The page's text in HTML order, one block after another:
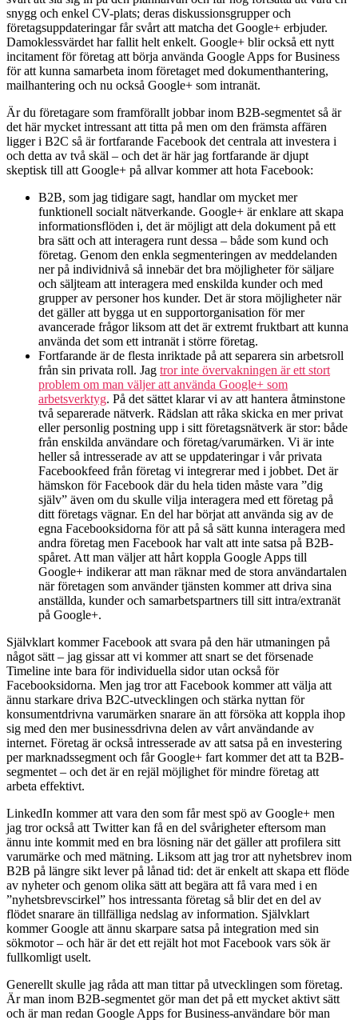
snygg och enkel CV-plats; deras diskussionsgrupper och
företagsuppdateringar får svårt att matcha det Google+ erbjuder.
Damoklessvärdet har fallit helt enkelt. Google+ blir också ett nytt
incitament för företag att börja använda Google Apps for Business
för att kunna samarbeta inom företaget med dokumenthantering,
mailhantering och nu också Google+ som intranät.
Är du företagare som framförallt jobbar inom B2B-segmentet så är
det här mycket intressant att titta på men om den främsta affären
ligger i B2C så är fortfarande Facebook det centrala att investera i
och detta av två skäl – och det är här jag fortfarande är djupt
skeptisk till att Google+ på allvar kommer att hota Facebook:
B2B, som jag tidigare sagt, handlar om mycket mer
funktionell socialt nätverkande. Google+ är enklare att skapa
informationsflöden i, det är möjligt att dela dokument på ett
bra sätt och att interagera runt dessa – både som kund och
företag. Genom den enkla segmenteringen av meddelanden
ner på individnivå så innebär det bra möjligheter för säljare
och säljteam att interagera med enskilda kunder och med
grupper av personer hos kunder. Det är stora möjligheter när
det gäller att bygga ut en supportorganisation för mer
avancerade frågor liksom att det är extremt fruktbart att kunna
använda det som ett intranät i större företag.
Fortfarande är de flesta inriktade på att separera sin arbetsroll
från sin privata roll. Jag tror inte övervakningen är ett stort
problem om man väljer att använda Google+ som
arbetsverktyg. På det sättet klarar vi av att hantera åtminstone
två separerade nätverk. Rädslan att råka skicka en mer privat
eller personlig postning upp i sitt företagsnätverk är stor: både
från enskilda användare och företag/varumärken. Vi är inte
heller så intresserade av att se uppdateringar i vår privata
Facebookfeed från företag vi integrerar med i jobbet. Det är
hämskon för Facebook där du hela tiden måste vara ”dig
själv” även om du skulle vilja interagera med ett företag på
ditt företags vägnar. En del har börjat att använda sig av de
egna Facebooksidorna för att på så sätt kunna interagera med
andra företag men Facebook har valt att inte satsa på B2B-
spåret. Att man väljer att hårt koppla Google Apps till
Google+ indikerar att man räknar med de stora användartalen
när företagen som använder tjänsten kommer att driva sina
anställda, kunder och samarbetspartners till sitt intra/extranät
på Google+.
Självklart kommer Facebook att svara på den här utmaningen på
något sätt – jag gissar att vi kommer att snart se det försenade
Timeline inte bara för individuella sidor utan också för
Facebooksidorna. Men jag tror att Facebook kommer att välja att
ännu starkare driva B2C-utvecklingen och stärka nyttan för
konsumentdrivna varumärken snarare än att försöka att koppla ihop
sig med den mer businessdrivna delen av vårt användande av
internet. Företag är också intresserade av att satsa på en investering
per marknadssegment och får Google+ fart kommer det att ta B2B-
segmentet – och det är en rejäl möjlighet för mindre företag att
arbeta effektivt.
LinkedIn kommer att vara den som får mest spö av Google+ men
jag tror också att Twitter kan få en del svårigheter eftersom man
ännu inte kommit med en bra lösning när det gäller att profilera sitt
varumärke och med mätning. Liksom att jag tror att nyhetsbrev inom
B2B på längre sikt lever på lånad tid: det är enkelt att skapa ett flöde
av nyheter och genom olika sätt att begära att få vara med i en
”nyhetsbrevscirkel” hos intressanta företag så blir det en del av
flödet snarare än tillfälliga nedslag av information. Självklart
kommer Google att ännu skarpare satsa på integration med sin
sökmotor – och här är det ett rejält hot mot Facebook vars sök är
fullkomligt uselt.
Generellt skulle jag råda att man tittar på utvecklingen som företag.
Är man inom B2B-segmentet gör man det på ett mycket aktivt sätt
och är man redan Google Apps for Business-användare bör man